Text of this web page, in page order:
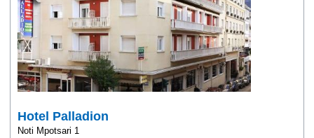
Hotel Palladion
Noti Mpotsari 1